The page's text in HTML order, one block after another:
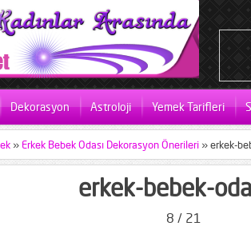
Dekorasyon Astroloji Yemek Tarifleri
» Erkek Bebek Odası Dekorasyon Önerileri »erkek-
erkek-bebek-
8 / 21